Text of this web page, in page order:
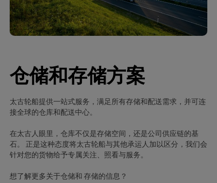
仓储和存储方案
太古轮船提供一站式服务，满足所有存储和配送需求，并可连
接全球的仓库和配送中心。
在太古人眼里，仓库不仅是存储空间，还是公司供应链的基
石。 正是这种态度将太古轮船与其他承运人加以区分，我们会
针对您的货物给予专属关注、照看与服务。
想了解更多关于仓储和 存储的信息？